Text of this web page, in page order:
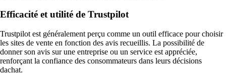
Efficacité et utilité de Trustpilot
Trustpilot est généralement perçu comme un outil efficace pour choisir
les sites de vente en fonction des avis recueillis. La possibilité de
donner son avis sur une entreprise ou un service est appréciée,
renforçant la confiance des consommateurs dans leurs décisions
dachat.